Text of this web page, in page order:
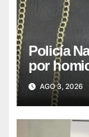
Policía
por
recupera
Peravia
AGO 3, 2026